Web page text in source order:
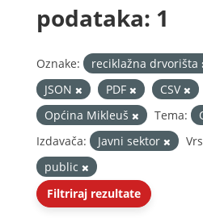
podataka: 1
Oznake: reciklažna drvorišta
JSON
PDF CSV
Općina Mikleuš
Tema:
Izdavača:
Javni sektor
public
Filtriraj rezultate